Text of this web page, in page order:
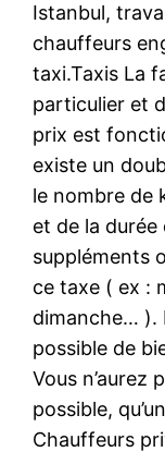
Istanbul,
chauffeurs
taxi.Taxis La
particulier et
prix est
existe un
le nombre de
et de la
suppléments
ce taxe ( ex :
dimanche… ).
possible de
Vous n’aurez
possible,
Chauffeurs